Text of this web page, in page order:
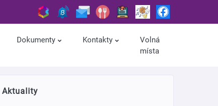
Dokumenty Kontakty
Volná
místa
Aktuality